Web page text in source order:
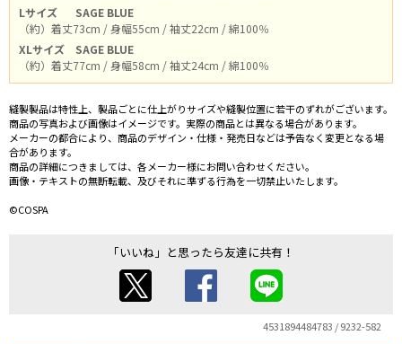
Lサイズ
SAGE BLUE
（約）着丈73cm / 身幅55cm / 袖丈22cm / 綿100％
XLサイズ
SAGE BLUE
（約）着丈77cm / 身幅58cm / 袖丈24cm / 綿100％
縫製製品は特性上、製品ごとに仕上がりサイズや縫製位置に若干のずれがございます。
商品の写真および画像はイメージです。実際の商品とは異なる場合があります。
メーカーの都合により、商品のデザイン・仕様・発売日などは予告なく変更となる場
合があります。
商品の詳細につきましては、各メーカー様にお問い合わせください。
画像・テキストの無断転載、及びそれに準ずる行為を一切禁止いたします。
©COSPA
「いいね」と思ったら友達に共有！
4531894484783 / 9232-582